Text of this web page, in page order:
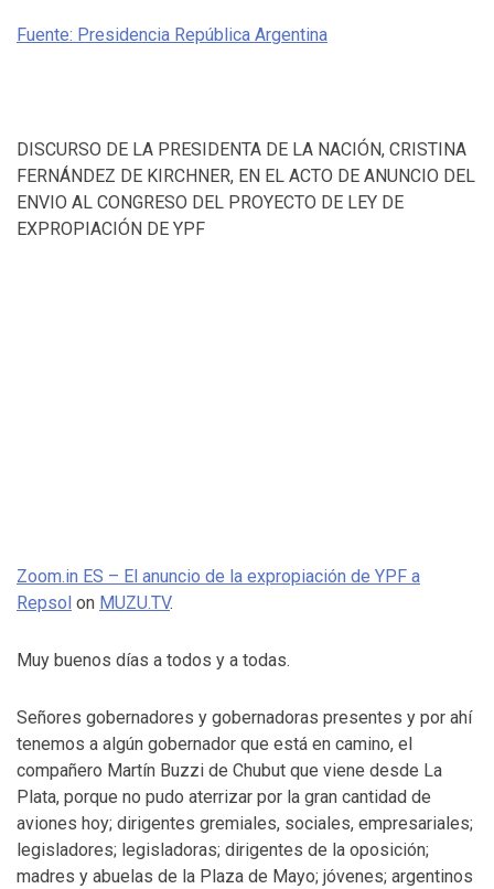
Fuente: Presidencia República Argentina
DISCURSO DE LA PRESIDENTA DE LA NACIÓN, CRISTINA
FERNÁNDEZ DE KIRCHNER, EN EL ACTO DE ANUNCIO DEL
ENVIO AL CONGRESO DEL PROYECTO DE LEY DE
EXPROPIACIÓN DE YPF
Zoom.in ES – El anuncio de la expropiación de YPF a
Repsol on MUZU.TV.
Muy buenos días a todos y a todas.
Señores gobernadores y gobernadoras presentes y por ahí
tenemos a algún gobernador que está en camino, el
compañero Martín Buzzi de Chubut que viene desde La
Plata, porque no pudo aterrizar por la gran cantidad de
aviones hoy; dirigentes gremiales, sociales, empresariales;
legisladores; legisladoras; dirigentes de la oposición;
madres y abuelas de la Plaza de Mayo; jóvenes; argentinos